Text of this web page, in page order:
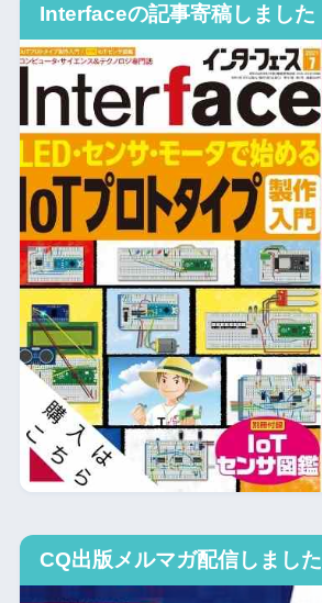
Interfaceの記事寄稿しました
CQ出版メルマガ配信しました